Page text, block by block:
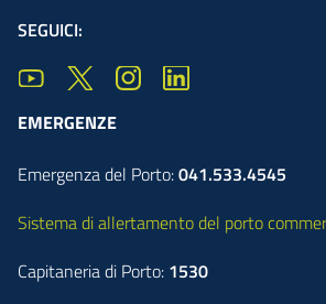
SEGUICI:
EMERGENZE
Emergenza del Porto:041.533.4545
Sistema di allertamento del porto
Capitaneria di Porto: 1530